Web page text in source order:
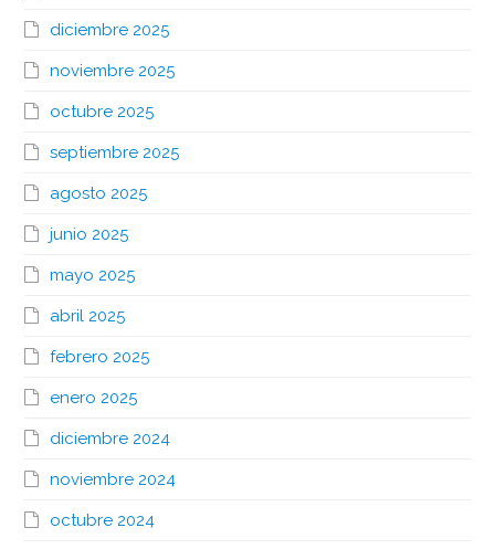
diciembre 2025
noviembre 2025
octubre 2025
septiembre 2025
agosto 2025
junio 2025
mayo 2025
abril 2025
febrero 2025
enero 2025
diciembre 2024
noviembre 2024
octubre 2024